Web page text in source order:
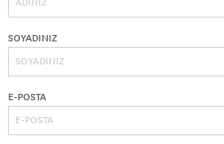
SOYADINIZ
E-POSTA